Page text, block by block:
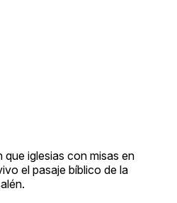
iglesias con misas en
el pasaje bíblico de la